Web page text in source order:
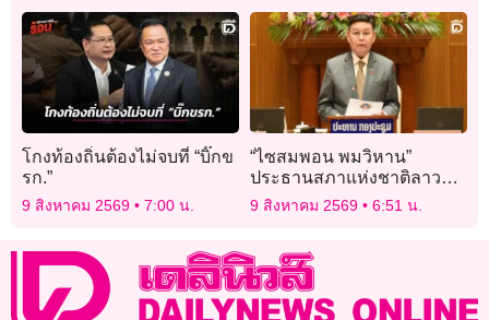
โกงท้องถิ่นต้องไม่จบที่ “บิ๊กข
รก.”
9 สิงหาคม 2569 7:00 น.
“ไซสมพอน พมวิหาน”
ประธานสภาแห่งชาติลาว
ถึงแก่อสัญกรรมในวัย 69 ปี
9 สิงหาคม 2569 6:51 น.